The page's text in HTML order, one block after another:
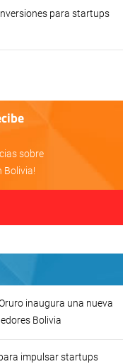
para startups
sobre
Bolivia!
inaugura una nueva
Bolivia
impulsar startups